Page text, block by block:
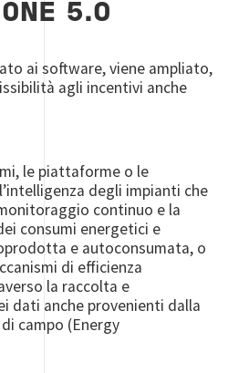
5.0
ai software, viene ampliato,
agli incentivi anche
le piattaforme o le
degli impianti che
continuo e la
consumi energetici e
e autoconsumata, o
di efficienza
la raccolta e
dati anche provenienti dalla
campo (Energy